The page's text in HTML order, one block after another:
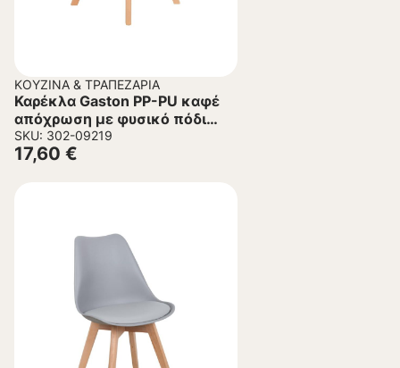
ΚΟΥΖΊΝΑ & ΤΡΑΠΕΖΑΡΊΑ
Καρέκλα Gaston PP-PU καφέ
απόχρωση με φυσικό πόδι
43x51x75εκ.
SKU: 302-09219
17,60 €